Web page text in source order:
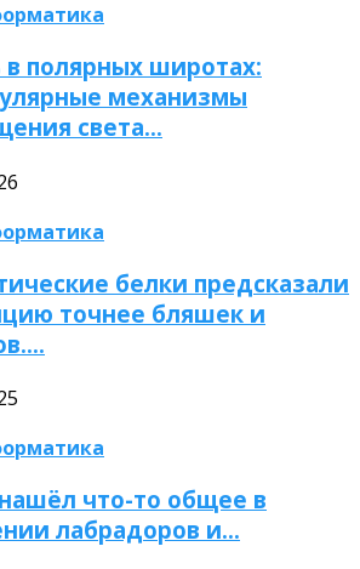
полярных широтах:
механизмы
света…
белки предсказали
точнее бляшек и
нашёл что-то общее в
лабрадоров и…